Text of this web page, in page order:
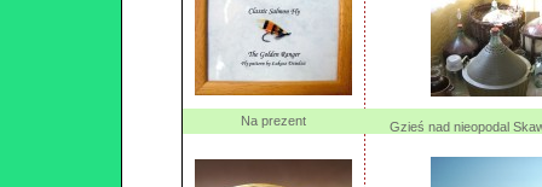
Na prezent Gzieś nad nieopodal